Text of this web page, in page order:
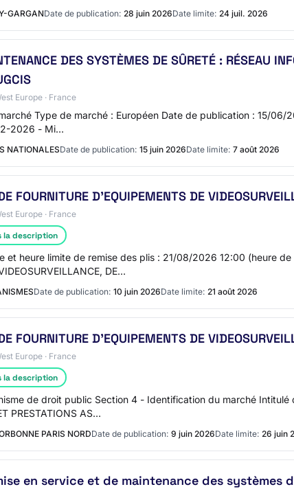
GARGANDate de publication: 28 juin 2026Date limite: 24 juil. 2026
DES SYSTÈMES DE SÛRETÉ : RÉSEAU
Europe · France
Type de marché : Européen Date de publication : 15/
2026 - Mi…
NATIONALESDate de publication: 15 juin 2026Date limite: 7 août 2026
FOURNITURE D’EQUIPEMENTS DE
Europe · France
la description
et heure limite de remise des plis : 21/08/2026 12:00 (heure
DE…
Date de publication: 10 juin 2026Date limite: 21 août 2026
FOURNITURE D’EQUIPEMENTS DE
Europe · France
la description
de droit public Section 4 - Identification du marché Intitulé
PRESTATIONS AS…
PARIS NORDDate de publication: 9 juin 2026Date limite: 26 juin
en service et de maintenance des systèmes